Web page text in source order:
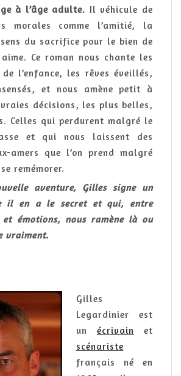
à l’âge adulte. Il véhicule de
morales comme l’amitié, la
du sacrifice pour le bien de
aime. Ce roman nous chante les
l’enfance, les rêves éveillés,
et nous amène petit à
décisions, les plus belles,
Celles qui perdurent malgré le
et qui nous laissent des
amers que l’on prend malgré
remémorer.
aventure, Gilles signe un
il en a le secret et qui, entre
émotions, nous ramène là ou
vraiment.
Gilles
Legardinier est
un écrivain et
scénariste
français né en